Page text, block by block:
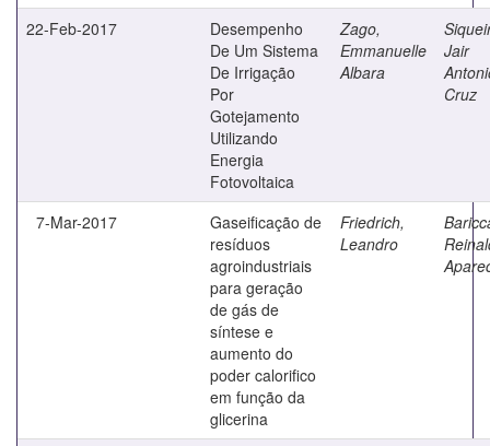
22-Feb-2017
Desempenho
De Um Sistema
De Irrigação
Por
Gotejamento
Utilizando
Energia
Fotovoltaica
Zago,
Emmanuelle
Albara
Jair
Cruz
7-Mar-2017
Gaseificação de
resíduos
agroindustriais
para geração
de gás de
síntese e
aumento do
poder calorifico
em função da
glicerina
Friedrich,
Leandro